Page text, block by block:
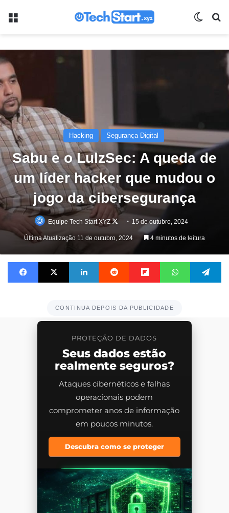
Menu
Hacking Segurança Digital
Sabu e o LulzSec: A queda de
um líder hacker que mudou o
jogo da cibersegurança
Equipe Tech Start XYZ
Follow15 de outubro, 2024
Última Atualização 11 de outubro, 2024 4 minutos de leitura
Facebook X Linkedin Reddit Flipboard WhatsApp
CONTINUA DEPOIS DA PUBLICIDADE
PROTEÇÃO DE DADOS
Seus dados estão
realmente seguros?
Ataques cibernéticos e falhas
operacionais podem
comprometer anos de informação
em poucos minutos.
Descubra como se proteger